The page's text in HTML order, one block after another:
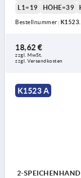
L1=19
HÖHE=39
Bestellnummer:
18,62 €
zzgl. MwSt.
zzgl. Versandkosten
K1523 A
2-